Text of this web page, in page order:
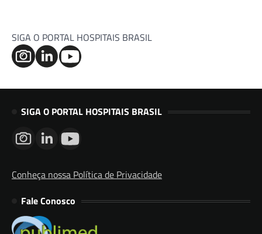
SIGA O PORTAL HOSPITAIS BRASIL
SIGA O PORTAL HOSPITAIS BRASIL
Conheça nossa Política de Privacidade
Fale Conosco